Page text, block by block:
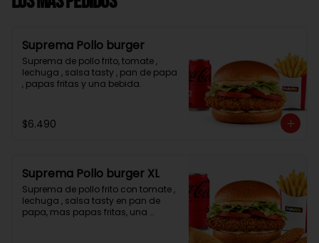
Suprema Pollo burger
Suprema de pollo frito, tomate ,
lechuga , salsa tasty , pan de papa
, papas fritas y una bebida.
$6.490
Suprema Pollo burger XL
Suprema de pollo frito con tomate ,
lechuga , salsa tasty en pan de
papa, mas papas fritas, una